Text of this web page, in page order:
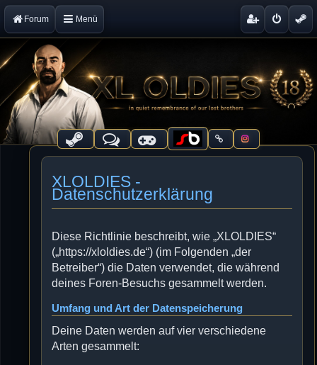
Forum Menü
XLOLDIES -
Datenschutzerklärung
Diese Richtlinie beschreibt, wie „XLOLDIES“
(„https://xloldies.de“) (im Folgenden „der
Betreiber“) die Daten verwendet, die während
deines Foren-Besuchs gesammelt werden.
Umfang und Art der Datenspeicherung
Deine Daten werden auf vier verschiedene
Arten gesammelt: